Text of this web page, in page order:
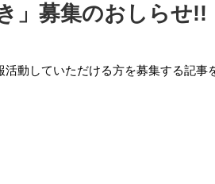
」募集のおしらせ!!
動していただける方を募集する記事